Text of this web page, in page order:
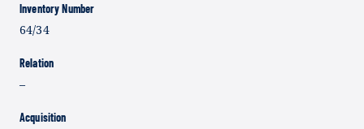
Inventory Number
64/34
Relation
–
Acquisition